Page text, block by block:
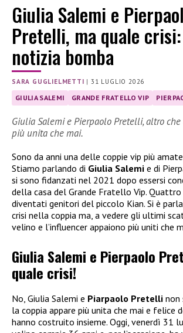
Giulia Salemi e
Pretelli, ma quale
notizia bomba
SARA GUGLIELMETTI |31 LUGLIO 2026
GIULIA SALEMI GRANDE FRATELLO VIP
Giulia Salemi e Pierpaolo Pretelli, altro
più unita che mai.
Sono da anni una delle coppie vip più
Stiamo parlando di Giulia Salemi e di
si sono fidanzati nel 2021 dopo essersi
della casa del Grande Fratello Vip.
diventati genitori del piccolo Kian. Si è
crisi nella coppia ma, a vedere gli ultimi
velino e l’influencer appaiono più uniti che
Giulia Salemi e Pierpaolo
quale crisi!
No, Giulia Salemi e Piarpaolo Pretelli non
la coppia appare più unita che mai e felice
hanno costruito insieme. Oggi, venerdì 31